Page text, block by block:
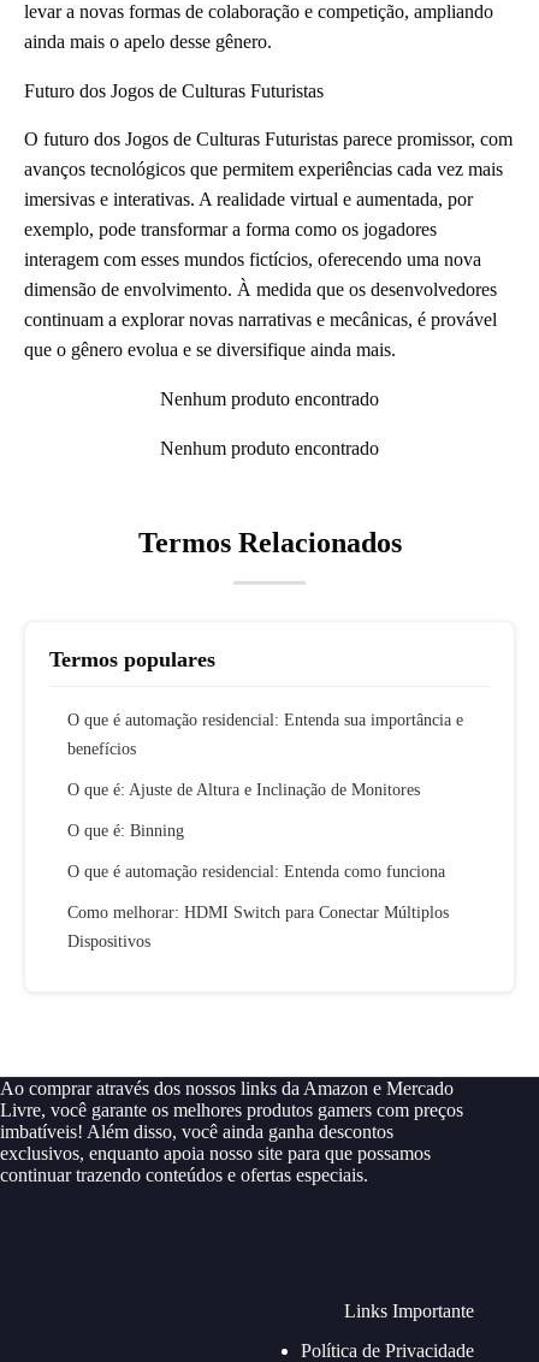
levar a novas formas de colaboração e competição, ampliando
ainda mais o apelo desse gênero.
Futuro dos Jogos de Culturas Futuristas
O futuro dos Jogos de Culturas Futuristas parece promissor, com
avanços tecnológicos que permitem experiências cada vez mais
imersivas e interativas. A realidade virtual e aumentada, por
exemplo, pode transformar a forma como os jogadores
interagem com esses mundos fictícios, oferecendo uma nova
dimensão de envolvimento. À medida que os desenvolvedores
continuam a explorar novas narrativas e mecânicas, é provável
que o gênero evolua e se diversifique ainda mais.
Nenhum produto encontrado
Nenhum produto encontrado
Termos Relacionados
Termos populares
O que é automação residencial: Entenda sua importância e
benefícios
O que é: Ajuste de Altura e Inclinação de Monitores
O que é: Binning
O que é automação residencial: Entenda como funciona
Como melhorar: HDMI Switch para Conectar Múltiplos
Dispositivos
Ao comprar através dos nossos links da Amazon e Mercado
Livre, você garante os melhores produtos gamers com preços
imbatíveis! Além disso, você ainda ganha descontos
exclusivos, enquanto apoia nosso site para que possamos
continuar trazendo conteúdos e ofertas especiais.
Links Importante
Política de Privacidade